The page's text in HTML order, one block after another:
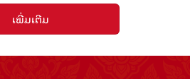
ເພີ່ມເຕີມ